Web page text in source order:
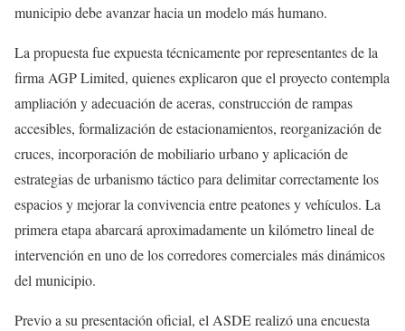
municipio debe avanzar hacia un modelo más humano.
La propuesta fue expuesta técnicamente por representantes de la
firma AGP Limited, quienes explicaron que el proyecto contempla
ampliación y adecuación de aceras, construcción de rampas
accesibles, formalización de estacionamientos, reorganización de
cruces, incorporación de mobiliario urbano y aplicación de
estrategias de urbanismo táctico para delimitar correctamente los
espacios y mejorar la convivencia entre peatones y vehículos. La
primera etapa abarcará aproximadamente un kilómetro lineal de
intervención en uno de los corredores comerciales más dinámicos
del municipio.
Previo a su presentación oficial, el ASDE realizó una encuesta